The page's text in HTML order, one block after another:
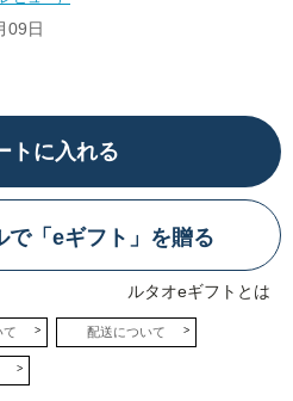
09日
で「eギフト」を贈る
ルタオeギフトとは
て 配送について